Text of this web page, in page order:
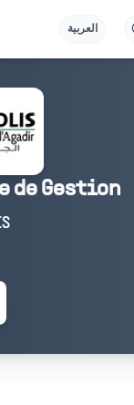
العربية
de Gestion